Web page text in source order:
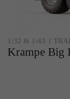
1:32 & 1:43
Krampe Big
Zweck